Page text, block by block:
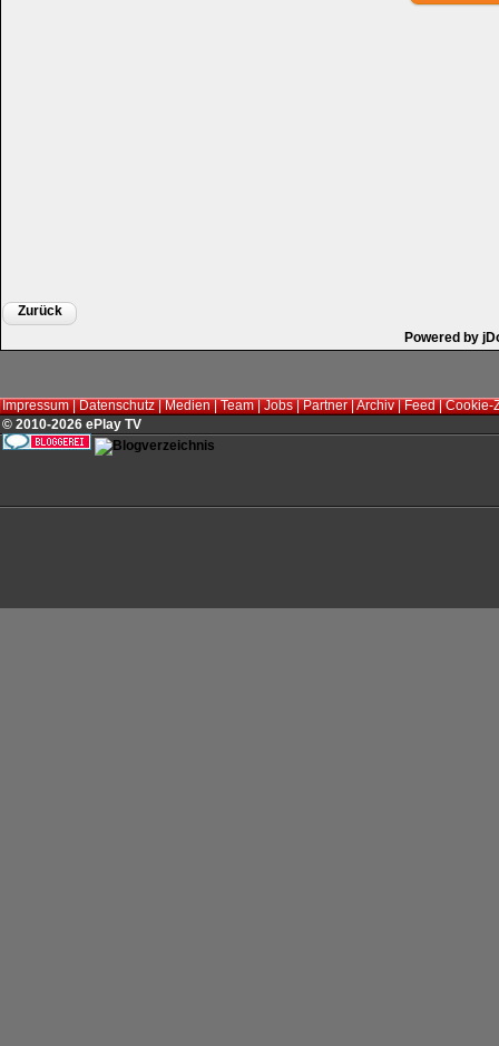
Zurück
Powered by
Impressum|Datenschutz|Medien|Team|Jobs|Partner|Archiv|Feed|Cookie-
© 2010-2026 ePlay TV